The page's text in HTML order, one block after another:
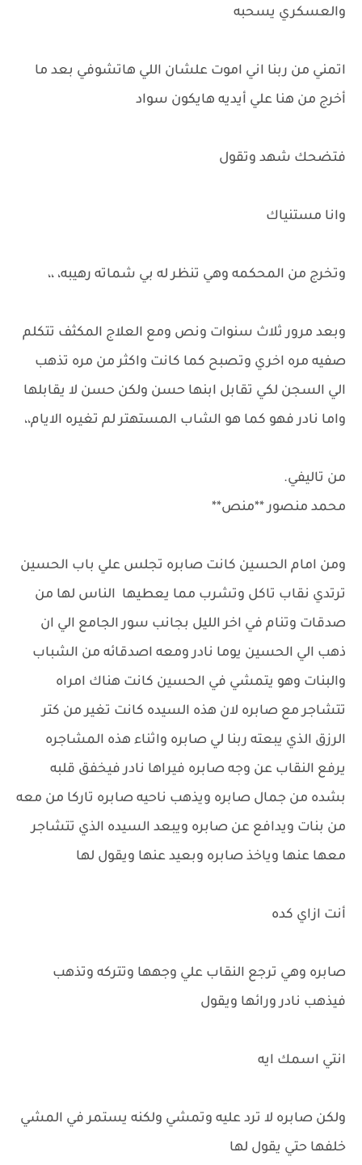
والعسكري يسحبه
اتمني من ربنا اني اموت علشان اللي هاتشوفي بعد ما
أخرج من هنا علي أيديه هايكون سواد
فتضحك شهد وتقول
وانا مستنياك
وتخرج من المحكمه وهي تنظر له بي شماته رهيبه، ،،
وبعد مرور ثلاث سنوات ونص ومع العلاج المكثف تتكلم
صفيه مره اخري وتصبح كما كانت واكثر من مره تذهب
الي السجن لكي تقابل ابنها حسن ولكن حسن لا يقابلها
واما نادر فهو كما هو الشاب المستهتر لم تغيره الايام،،
من تاليفي.
محمد منصور **منص**
ومن امام الحسين كانت صابره تجلس علي باب الحسين
ترتدي نقاب تاكل وتشرب مما يعطيها الناس لها من
صدقات وتنام في اخر الليل بجانب سور الجامع الي ان
ذهب الي الحسين يوما نادر ومعه اصدقائه من الشباب
والبنات وهو يتمشي في الحسين كانت هناك امراه
تتشاجر مع صابره لان هذه السيده كانت تغير من كتر
الرزق الذي يبعته ربنا لي صابره واثناء هذه المشاجره
يرفع النقاب عن وجه صابره فيراها نادر فيخفق قلبه
بشده من جمال صابره ويذهب ناحيه صابره تاركا من معه
من بنات ويدافع عن صابره ويبعد السيده الذي تتشاجر
معها عنها وياخذ صابره وبعيد عنها ويقول لها
أنت ازاي كده
صابره وهي ترجع النقاب علي وجهها وتتركه وتذهب
فيذهب نادر ورائها ويقول
انتي اسمك ايه
ولكن صابره لا ترد عليه وتمشي ولكنه يستمر في المشي
خلفها حتي يقول لها